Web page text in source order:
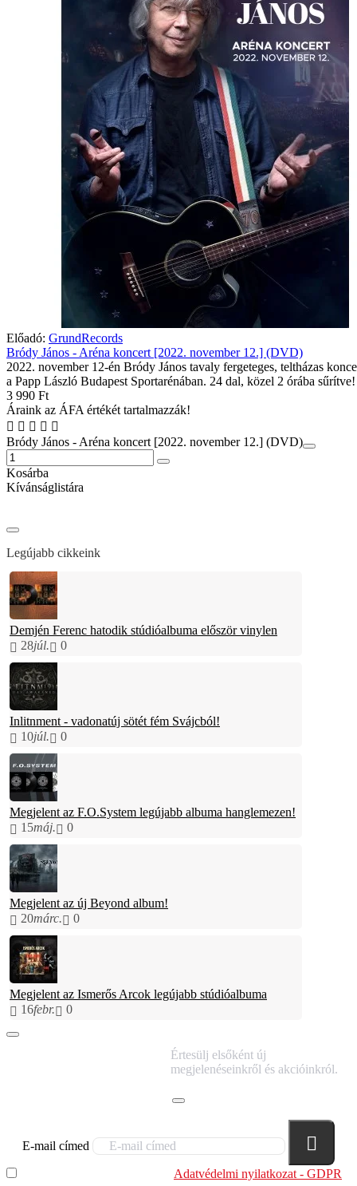
Előadó: GrundRecords
Bródy János - Aréna koncert [2022. november 12.] (DVD)
2022. november 12-én Bródy János tavaly fergeteges, teltházas
a Papp László Budapest Sportarénában. 24 dal, közel 2 órába
3 990 Ft
Áraink az ÁFA értékét tartalmazzák!
Bródy János - Aréna koncert [2022. november 12.] (DVD)
Kosárba
Kívánságlistára
Legújabb cikkeink
Demjén Ferenc hatodik stúdióalbuma először vinylen
28júl. 0
Inlitnment - vadonatúj sötét fém Svájcból!
10júl. 0
Megjelent az F.O.System legújabb albuma hanglemezen!
15máj. 0
Megjelent az új Beyond album!
20márc. 0
Megjelent az Ismerős Arcok legújabb stúdióalbuma
16febr. 0
Értesülj elsőként új
megjelenéseinkről és akcióinkról.
E-mail címed
Adatvédelmi nyilatkozat - GDPR